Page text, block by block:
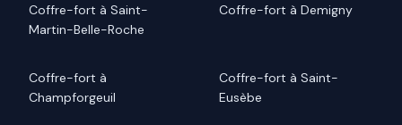
Coffre-fort à Saint-
Martin-Belle-Roche
Coffre-fort à Demigny
Coffre-fort à
Champforgeuil
Coffre-fort à Saint-
Eusèbe